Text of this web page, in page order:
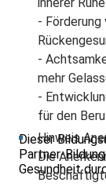
innerer
-
-
mehr
-
für den
Hinweis
Die
Dieser
Partner-
Gesundheit